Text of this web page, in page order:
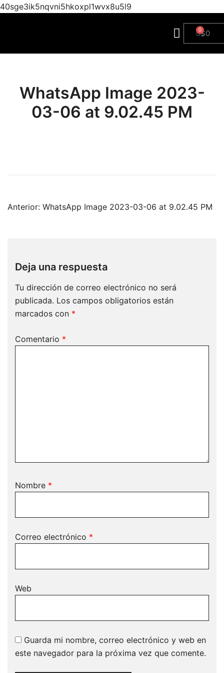
40sge3ik5nqvni5hkoxpl1wvx8u5l9
$0
WhatsApp Image 2023-
03-06 at 9.02.45 PM
Anterior: WhatsApp Image 2023-03-06 at 9.02.45 PM
Deja una respuesta
Tu dirección de correo electrónico no será
publicada. Los campos obligatorios están
marcados con *
Comentario *
Nombre *
Correo electrónico *
Web
Guarda mi nombre, correo electrónico y web en
este navegador para la próxima vez que comente.